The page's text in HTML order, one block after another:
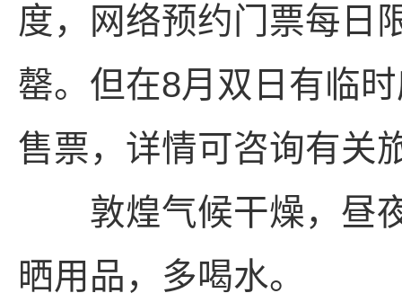
度，网络预约门票每日
罄。但在8月双日有临
售票，详情可咨询有关
敦煌气候干燥，昼夜
晒用品，多喝水。